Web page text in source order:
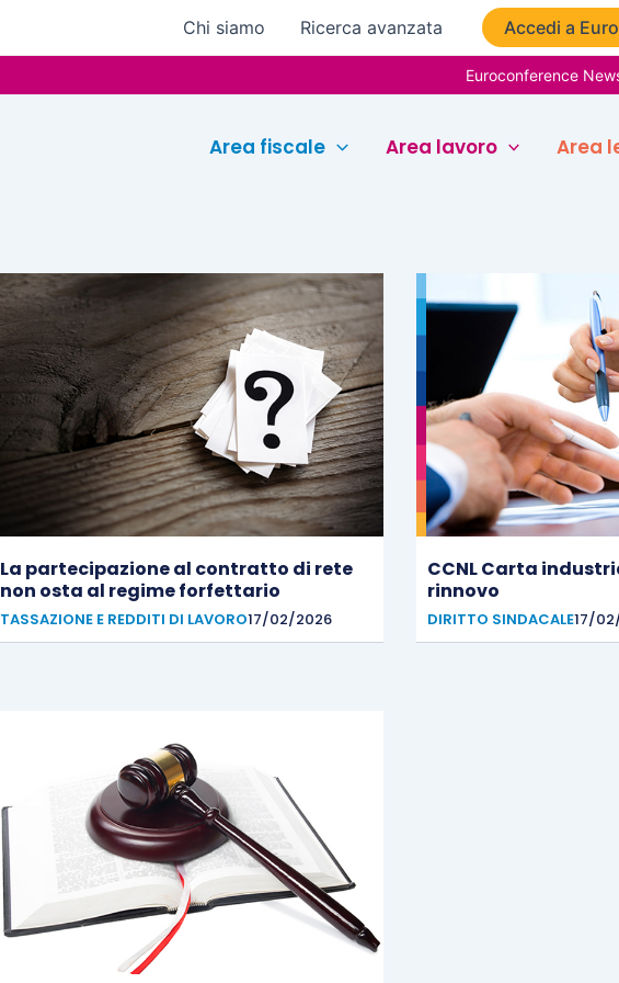
Chi siamo Ricerca avanzata Accedi a
Euroconference News
Area fiscale Area lavoro Area
La partecipazione al contratto di rete
non osta al regime forfettario
TASSAZIONE E REDDITI DI LAVORO17/02/2026
CCNL Carta
rinnovo
DIRITTO SINDACALE17/